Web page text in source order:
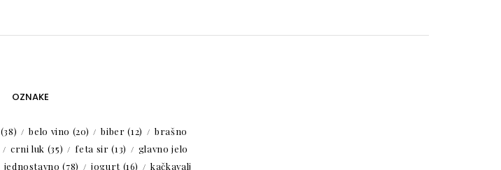
OZNAKE
(38) belo vino (20) biber (12)
brašno
crni luk (35) feta sir (13)
glavno jelo
jednostavno (78) jogurt(16) kačkavalj